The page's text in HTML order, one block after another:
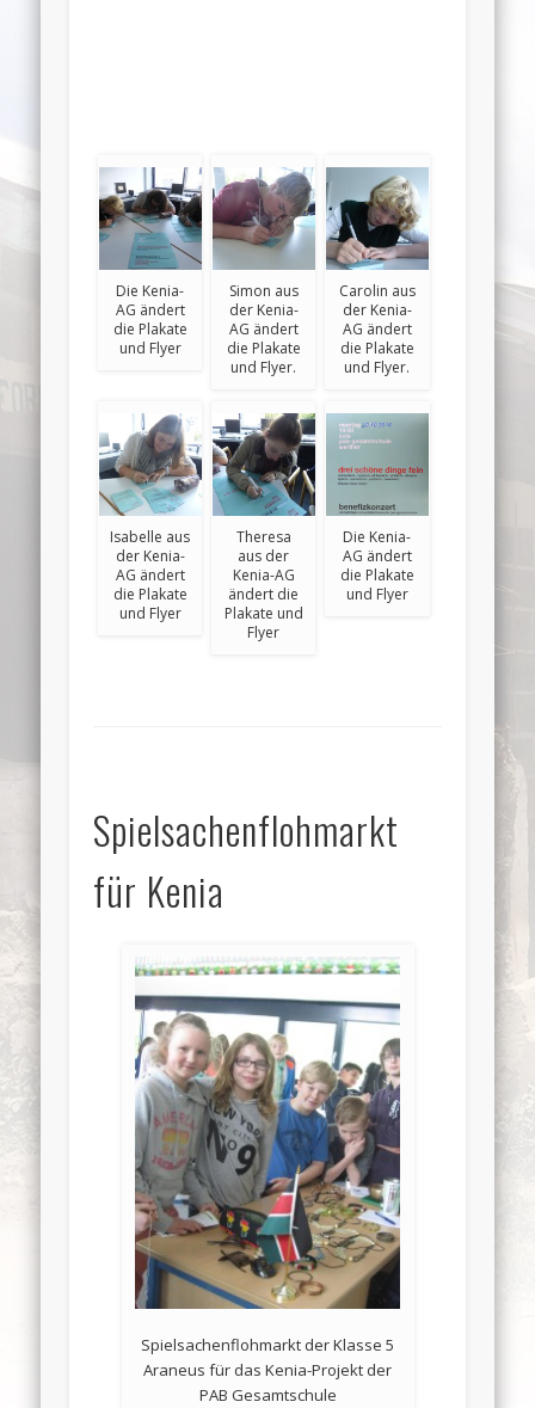
Die Kenia-
AG ändert
die Plakate
und Flyer
Simon aus
der Kenia-
AG ändert
die Plakate
und Flyer.
Carolin aus
der Kenia-
AG ändert
die Plakate
und Flyer.
Isabelle aus
der Kenia-
AG ändert
die Plakate
und Flyer
Theresa
aus der
Kenia-AG
ändert die
Plakate und
Flyer
Die Kenia-
AG ändert
die Plakate
und Flyer
Spielsachenflohmarkt
für Kenia
Spielsachenflohmarkt der Klasse 5
Araneus für das Kenia-Projekt der
PAB Gesamtschule